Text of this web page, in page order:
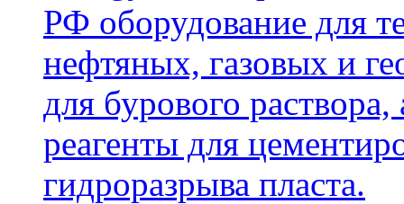
РФ оборудование для
нефтяных, газовых и
для бурового
реагенты для
гидроразрыва пласта.